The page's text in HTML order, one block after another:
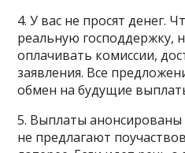
4. У вас не просят денег.
реальную господдержку,
оплачивать комиссии,
заявления. Все
обмен на будущие
5. Выплаты анонсированы
не предлагают